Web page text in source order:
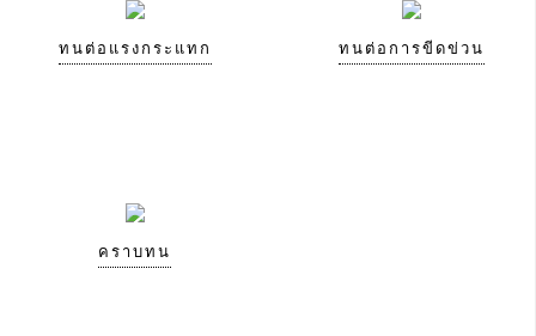
ทนต่อแรงกระแทก ทนต่อการขีดข่วน
คราบทน